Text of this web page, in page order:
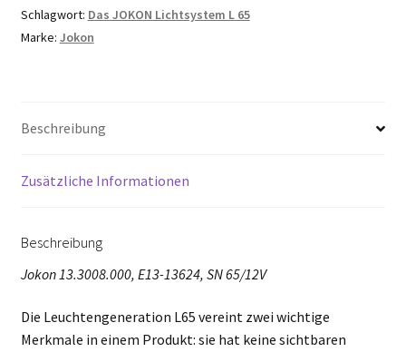
Schlagwort: Das JOKON Lichtsystem L 65
Marke: Jokon
Beschreibung
Zusätzliche Informationen
Beschreibung
Jokon 13.3008.000, E13-13624, SN 65/12V
Die Leuchtengeneration L65 vereint zwei wichtige
Merkmale in einem Produkt: sie hat keine sichtbaren